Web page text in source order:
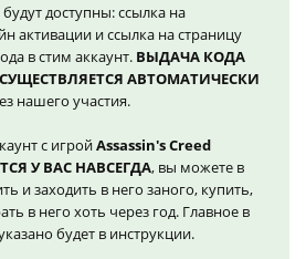
доступны: ссылка на
активации и ссылка на страницу
в стим аккаунт. ВЫДАЧА КОДА
АВТОМАТИЧЕСКИ
нашего участия.
с игройAssassin's Creed
У ВАС НАВСЕГДА, вы можете в
и заходить в него заного, купить,
в него хоть через год. Главное в
будет в инструкции.